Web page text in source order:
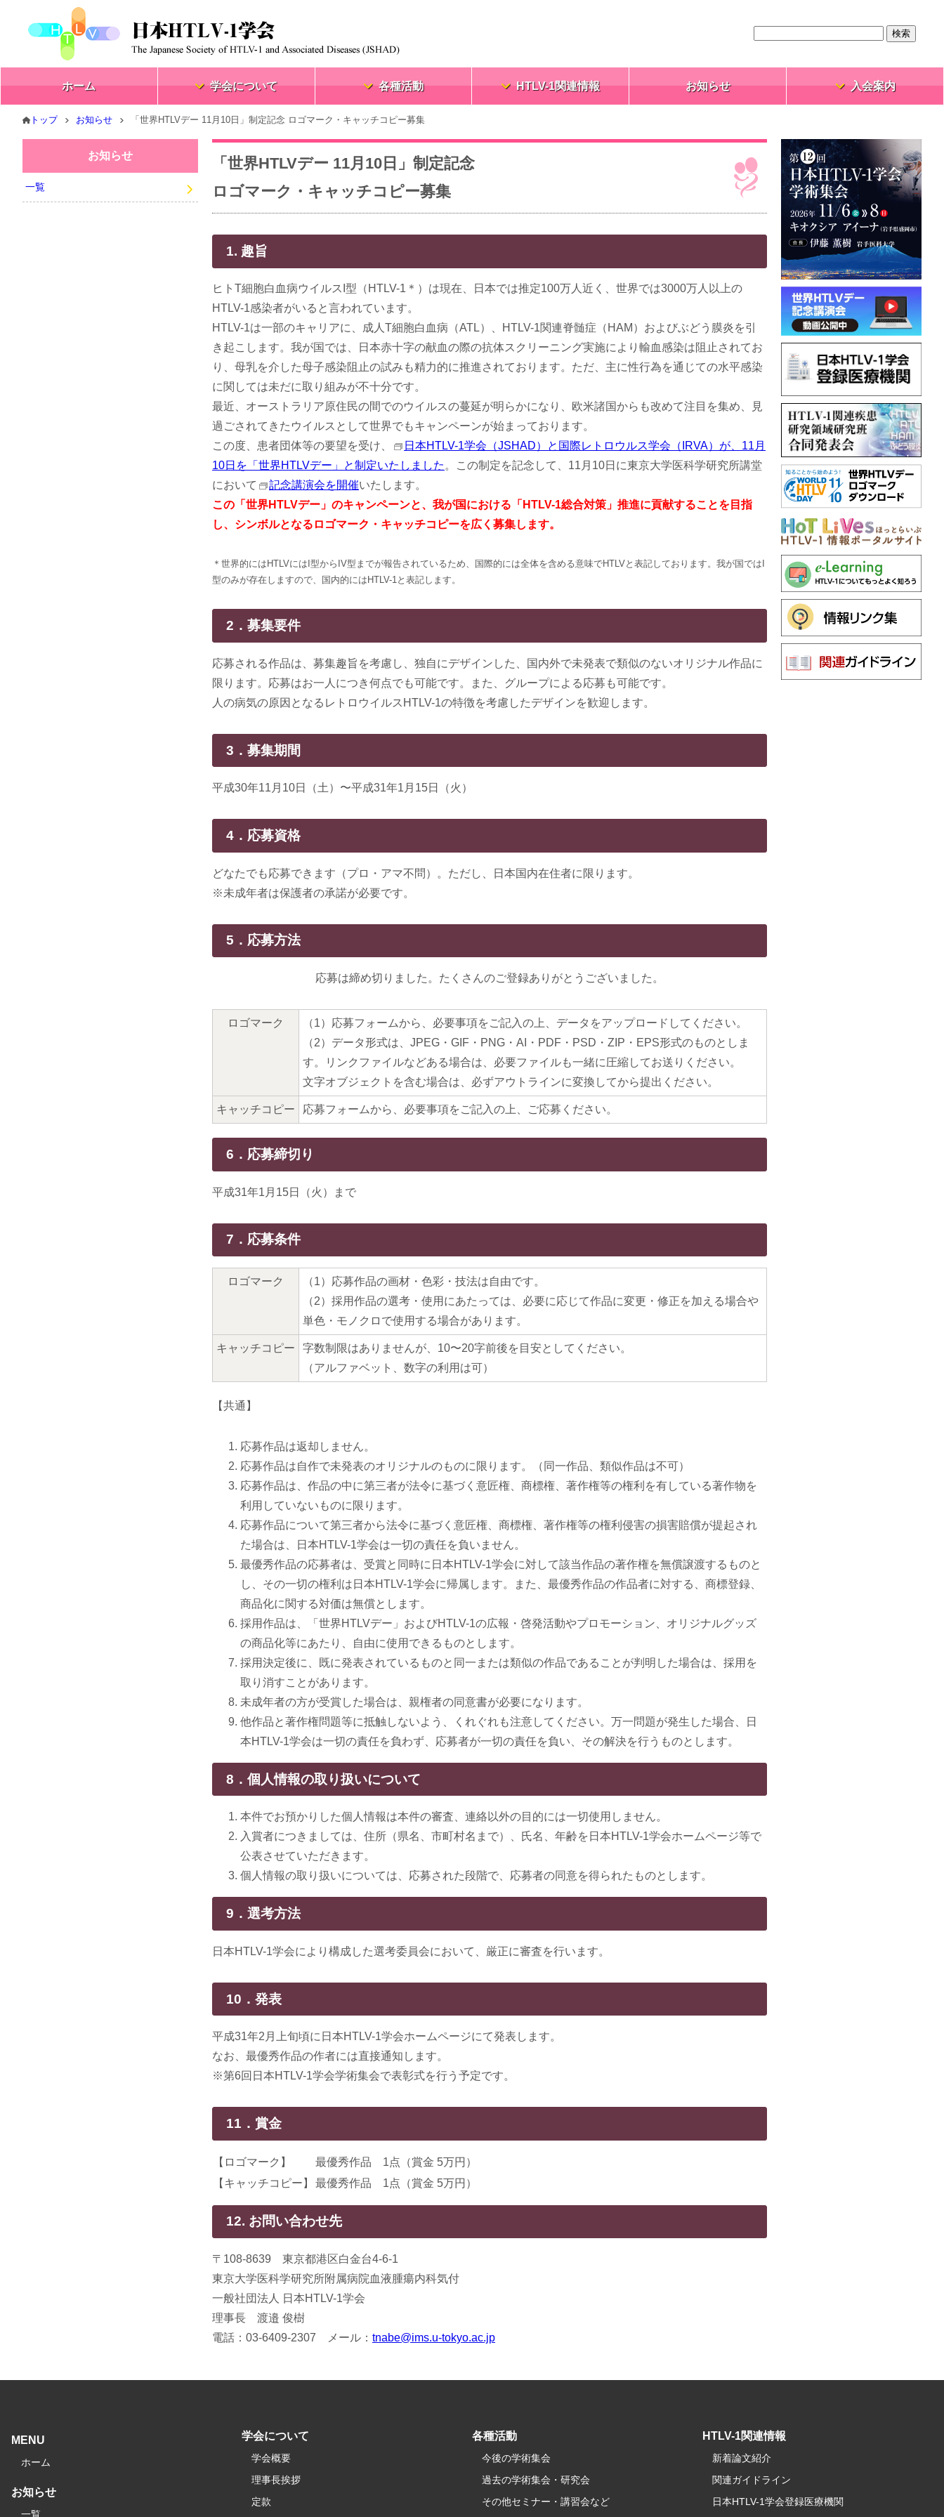
ホーム 学会について 各種活動 HTLV-1関連情報 お知らせ 入会案内
トップ お知らせ 「世界HTLVデー 11月10日」制定記念 ロゴマーク・キャッチコピー募集
「世界HTLVデー 11月10日」制定記念
ロゴマーク・キャッチコピー募集
1. 趣旨
ヒトT細胞白血病ウイルスI型（HTLV-1＊）は現在、日本では推定100万人近く、世界では3000万人以上の
HTLV-1感染者がいると言われています。
HTLV-1は一部のキャリアに、成人T細胞白血病（ATL）、HTLV-1関連脊髄症（HAM）およびぶどう膜炎を引
き起こします。我が国では、日本赤十字の献血の際の抗体スクリーニング実施により輸血感染は阻止されてお
り、母乳を介した母子感染阻止の試みも精力的に推進されております。ただ、主に性行為を通じての水平感染
に関しては未だに取り組みが不十分です。
最近、オーストラリア原住民の間でのウイルスの蔓延が明らかになり、欧米諸国からも改めて注目を集め、見
過ごされてきたウイルスとして世界でもキャンペーンが始まっております。
この度、患者団体等の要望を受け、
日本HTLV-1学会（JSHAD）と国際レトロウルス学会（IRVA）が、11月
10日を「世界HTLVデー」と制定いたしました。この制定を記念して、11月10日に東京大学医科学研究所講堂
において
記念講演会を開催いたします。
この「世界HTLVデー」のキャンペーンと、我が国における「HTLV-1総合対策」推進に貢献することを目指
し、シンボルとなるロゴマーク・キャッチコピーを広く募集します。
＊世界的にはHTLVにはI型からIV型までが報告されているため、国際的には全体を含める意味でHTLVと表記しております。我が国ではI
型のみが存在しますので、国内的にはHTLV-1と表記します。
2．募集要件
応募される作品は、募集趣旨を考慮し、独自にデザインした、国内外で未発表で類似のないオリジナル作品に
限ります。応募はお一人につき何点でも可能です。また、グループによる応募も可能です。
人の病気の原因となるレトロウイルスHTLV-1の特徴を考慮したデザインを歓迎します。
3．募集期間
平成30年11月10日（土）〜平成31年1月15日（火）
4．応募資格
どなたでも応募できます（プロ・アマ不問）。ただし、日本国内在住者に限ります。
※未成年者は保護者の承諾が必要です。
5．応募方法
応募は締め切りました。たくさんのご登録ありがとうございました。
ロゴマーク
（1）応募フォームから、必要事項をご記入の上、データをアップロードしてください。
（2）データ形式は、JPEG・GIF・PNG・AI・PDF・PSD・ZIP・EPS形式のものとしま
す。リンクファイルなどある場合は、必要ファイルも一緒に圧縮してお送りください。
文字オブジェクトを含む場合は、必ずアウトラインに変換してから提出ください。
キャッチコピー 応募フォームから、必要事項をご記入の上、ご応募ください。
6．応募締切り
平成31年1月15日（火）まで
7．応募条件
ロゴマーク
（1）応募作品の画材・色彩・技法は自由です。
（2）採用作品の選考・使用にあたっては、必要に応じて作品に変更・修正を加える場合や
単色・モノクロで使用する場合があります。
キャッチコピー
字数制限はありませんが、10〜20字前後を目安としてください。
（アルファベット、数字の利用は可）
【共通】
応募作品は返却しません。
応募作品は自作で未発表のオリジナルのものに限ります。（同一作品、類似作品は不可）
応募作品は、作品の中に第三者が法令に基づく意匠権、商標権、著作権等の権利を有している著作物を
利用していないものに限ります。
応募作品について第三者から法令に基づく意匠権、商標権、著作権等の権利侵害の損害賠償が提起され
た場合は、日本HTLV-1学会は一切の責任を負いません。
最優秀作品の応募者は、受賞と同時に日本HTLV-1学会に対して該当作品の著作権を無償譲渡するものと
し、その一切の権利は日本HTLV-1学会に帰属します。また、最優秀作品の作品者に対する、商標登録、
商品化に関する対価は無償とします。
採用作品は、「世界HTLVデー」およびHTLV-1の広報・啓発活動やプロモーション、オリジナルグッズ
の商品化等にあたり、自由に使用できるものとします。
採用決定後に、既に発表されているものと同一または類似の作品であることが判明した場合は、採用を
取り消すことがあります。
未成年者の方が受賞した場合は、親権者の同意書が必要になります。
他作品と著作権問題等に抵触しないよう、くれぐれも注意してください。万一問題が発生した場合、日
本HTLV-1学会は一切の責任を負わず、応募者が一切の責任を負い、その解決を行うものとします。
8．個人情報の取り扱いについて
本件でお預かりした個人情報は本件の審査、連絡以外の目的には一切使用しません。
入賞者につきましては、住所（県名、市町村名まで）、氏名、年齢を日本HTLV-1学会ホームページ等で
公表させていただきます。
個人情報の取り扱いについては、応募された段階で、応募者の同意を得られたものとします。
9．選考方法
日本HTLV-1学会により構成した選考委員会において、厳正に審査を行います。
10．発表
平成31年2月上旬頃に日本HTLV-1学会ホームページにて発表します。
なお、最優秀作品の作者には直接通知します。
※第6回日本HTLV-1学会学術集会で表彰式を行う予定です。
11．賞金
【ロゴマーク】
最優秀作品 1点（賞金 5万円）
【キャッチコピー】
最優秀作品 1点（賞金 5万円）
12. お問い合わせ先
〒108-8639 東京都港区白金台4-6-1
東京大学医科学研究所附属病院血液腫瘍内科気付
一般社団法人 日本HTLV-1学会
理事長 渡邉 俊樹
電話：03-6409-2307 メール： tnabe@ims.u-tokyo.ac.jp
お知らせ
一覧
MENU
ホーム
お知らせ
一覧
学会について
学会概要
理事長挨拶
定款
各種活動
今後の学術集会
過去の学術集会・研究会
その他セミナー・講習会など
HTLV-1関連情報
新着論文紹介
関連ガイドライン
日本HTLV-1学会登録医療機関